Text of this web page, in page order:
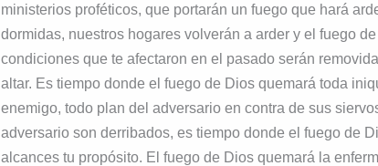
ministerios proféticos, que portarán un fuego que hará
dormidas, nuestros hogares volverán a arder y el fuego
condiciones que te afectaron en el pasado serán
altar. Es tiempo donde el fuego de Dios quemará toda
enemigo, todo plan del adversario en contra de sus
adversario son derribados, es tiempo donde el fuego de
alcances tu propósito. El fuego de Dios quemará la